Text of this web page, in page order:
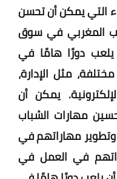
التي يمكن أن تحسن
المغربي في سوق
دورًا هامًا في
مثل الإدارة،
يمكن أن
مهارات الشباب
مهاراتهم في
في العمل في